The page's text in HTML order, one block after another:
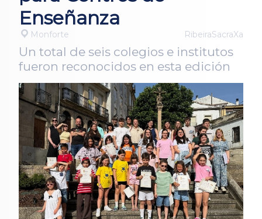
Enseñanza
Monforte RibeiraSacraXa
Un total de seis colegios e institutos
fueron reconocidos en esta edición